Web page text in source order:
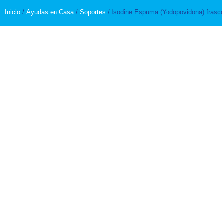
Inicio / Ayudas en Casa / Soportes / Isodine Espuma (Yodopovidona)